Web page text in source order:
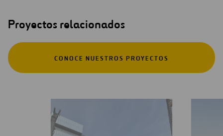
Proyectos relacionados
CONOCE NUESTROS PROYECTOS